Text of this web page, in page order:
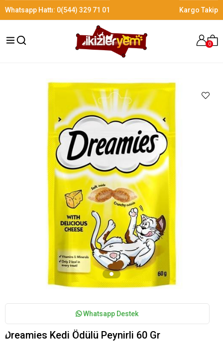
Whatsapp Hattı: 0(544) 329 71 01 Kargo Takip
0
Whatsapp Destek
Dreamies Kedi Ödülü Peynirli 60 Gr